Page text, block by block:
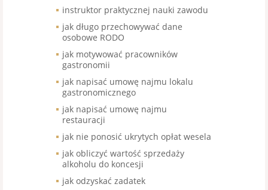
instruktor praktycznej nauki zawodu
jak długo przechowywać dane
osobowe RODO
jak motywować pracowników
gastronomii
jak napisać umowę najmu lokalu
gastronomicznego
jak napisać umowę najmu
restauracji
jak nie ponosić ukrytych opłat wesela
jak obliczyć wartość sprzedaży
alkoholu do koncesji
jak odzyskać zadatek